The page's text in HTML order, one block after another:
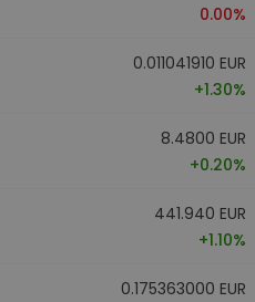
0.00%
0.011041910 EUR
+1.30%
8.4800 EUR
+0.20%
441.940 EUR
+1.10%
0.175363000 EUR